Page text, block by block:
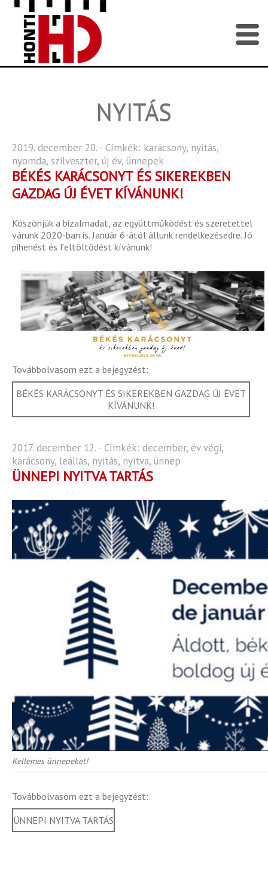
NYITÁS
2019. december 20. - Címkék: karácsony, nyitás,
nyomda, szilveszter, új év, ünnepek
BÉKÉS KARÁCSONYT ÉS SIKEREKBEN
GAZDAG ÚJ ÉVET KÍVÁNUNK!
Köszönjük a bizalmadat, az együttműködést és szeretettel
várunk 2020-ban is. Január 6-ától állunk rendelkezésedre. Jó
pihenést és feltöltődést kívánunk!
Továbbolvasom ezt a bejegyzést:
BÉKÉS KARÁCSONYT ÉS SIKEREKBEN GAZDAG ÚJ ÉVET
KÍVÁNUNK!
2017. december 12. - Címkék: december, év végi,
karácsony, leállás, nyitás, nyitva, ünnep
ÜNNEPI NYITVA TARTÁS
Kellemes ünnepeket!
Továbbolvasom ezt a bejegyzést:
ÜNNEPI NYITVA TARTÁS